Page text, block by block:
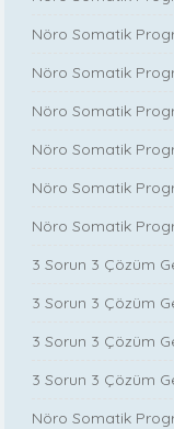
Nöro Somatik
Nöro Somatik
Nöro Somatik
Nöro Somatik
Nöro Somatik
Nöro Somatik
3 Sorun 3 Çözüm
3 Sorun 3 Çözüm
3 Sorun 3 Çözüm
3 Sorun 3 Çözüm
Nöro Somatik